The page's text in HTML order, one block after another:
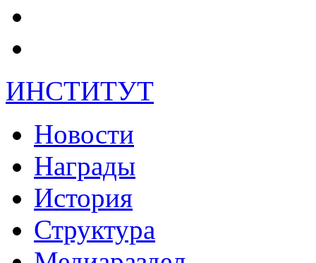
ИНСТИТУТ
Новости
Награды
История
Структура